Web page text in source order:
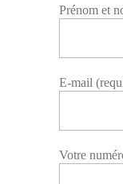
Prénom et
E-mail
Votre